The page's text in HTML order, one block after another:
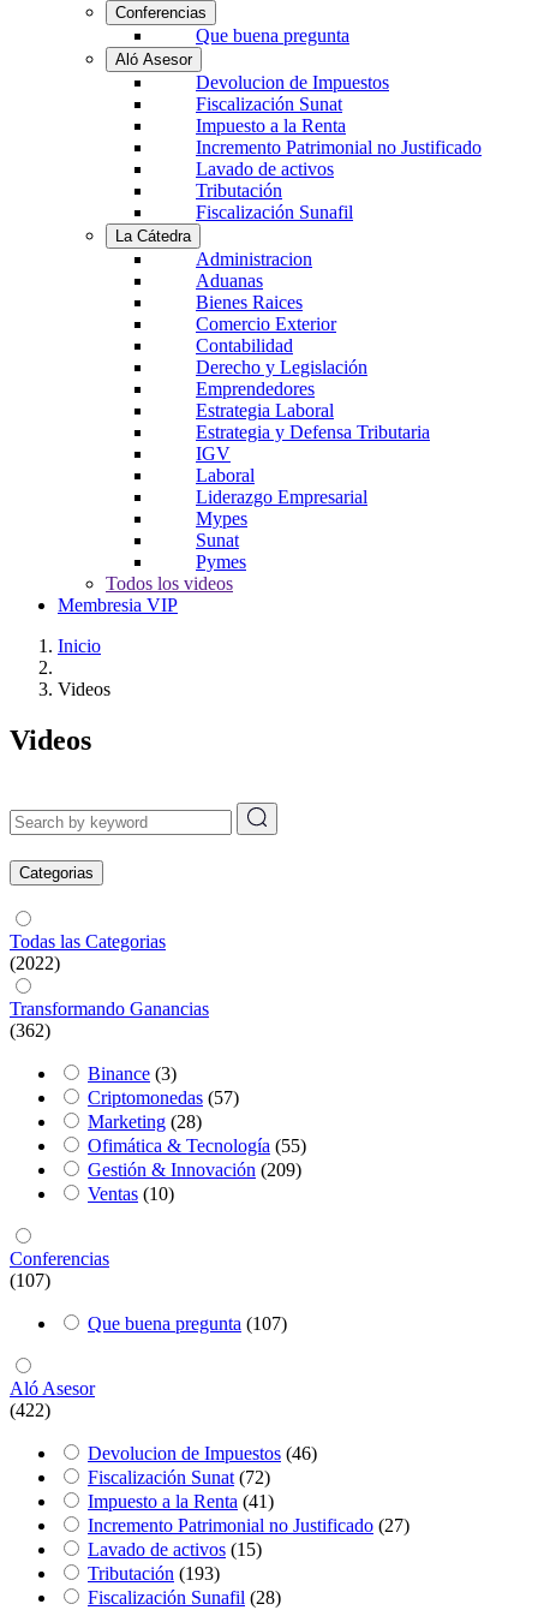
Conferencias
Que buena pregunta
Aló Asesor
Devolucion de Impuestos
Fiscalización Sunat
Impuesto a la Renta
Incremento Patrimonial no Justificado
Lavado de activos
Tributación
Fiscalización Sunafil
La Cátedra
Administracion
Aduanas
Bienes Raices
Comercio Exterior
Contabilidad
Derecho y Legislación
Emprendedores
Estrategia Laboral
Estrategia y Defensa Tributaria
IGV
Laboral
Liderazgo Empresarial
Mypes
Sunat
Pymes
Todos los videos
Membresia VIP
Inicio
Videos
Videos
Categorias
Todas las Categorias
(2022)
Transformando Ganancias
(362)
Binance (3)
Criptomonedas (57)
Marketing (28)
Ofimática & Tecnología (55)
Gestión & Innovación (209)
Ventas (10)
Conferencias
(107)
Que buena pregunta (107)
Aló Asesor
(422)
Devolucion de Impuestos (46)
Fiscalización Sunat (72)
Impuesto a la Renta (41)
Incremento Patrimonial no Justificado (27)
Lavado de activos (15)
Tributación (193)
Fiscalización Sunafil (28)